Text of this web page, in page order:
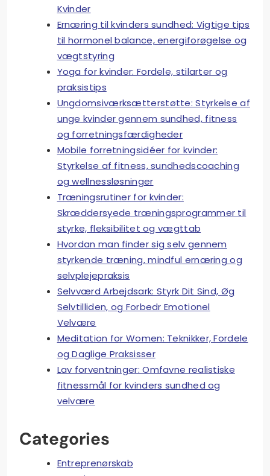
Kvinder
Ernæring til kvinders sundhed: Vigtige tips
til hormonel balance, energiforøgelse og
vægtstyring
Yoga for kvinder: Fordele, stilarter og
praksistips
Ungdomsiværksætterstøtte: Styrkelse af
unge kvinder gennem sundhed, fitness
og forretningsfærdigheder
Mobile forretningsidéer for kvinder:
Styrkelse af fitness, sundhedscoaching
og wellnessløsninger
Træningsrutiner for kvinder:
Skræddersyede træningsprogrammer til
styrke, fleksibilitet og vægttab
Hvordan man finder sig selv gennem
styrkende træning, mindful ernæring og
selvplejepraksis
Selvværd Arbejdsark: Styrk Dit Sind, Øg
Selvtilliden, og Forbedr Emotionel
Velvære
Meditation for Women: Teknikker, Fordele
og Daglige Praksisser
Lav forventninger: Omfavne realistiske
fitnessmål for kvinders sundhed og
velvære
Categories
Entreprenørskab